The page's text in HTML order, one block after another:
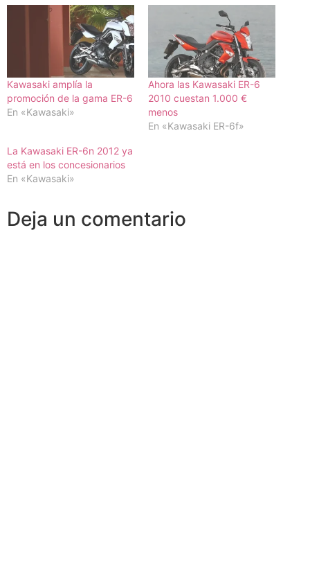
Kawasaki amplía la
promoción de la gama ER-6
En «Kawasaki»
Ahora las Kawasaki ER-6
2010 cuestan 1.000 €
menos
En «Kawasaki ER-6f»
La Kawasaki ER-6n 2012 ya
está en los concesionarios
En «Kawasaki»
Deja un comentario